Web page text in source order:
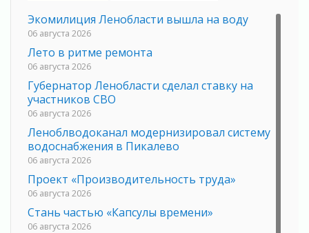
Экомилиция Ленобласти вышла на воду
06 августа 2026
Лето в ритме ремонта
06 августа 2026
Губернатор Ленобласти сделал ставку на
участников СВО
06 августа 2026
Леноблводоканал модернизировал систему
водоснабжения в Пикалево
06 августа 2026
Проект «Производительность труда»
06 августа 2026
Стань частью «Капсулы времени»
06 августа 2026